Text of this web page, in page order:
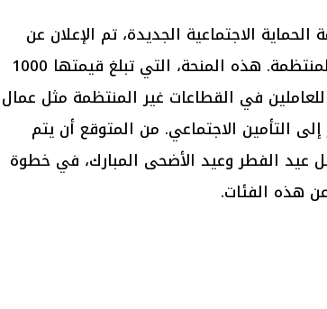
الاجتماعية الجديدة، تم الإعلان عن
منحة سنوية مخصصة للعمالة غير المنتظمة. هذه المنحة، التي تبلغ قيمتها 1000
في القطاعات غير المنتظمة مثل عمال
التأمين الاجتماعي. من المتوقع أن يتم
الفطر وعيد الأضحى المبارك، في خطوة
هذه الفئات.